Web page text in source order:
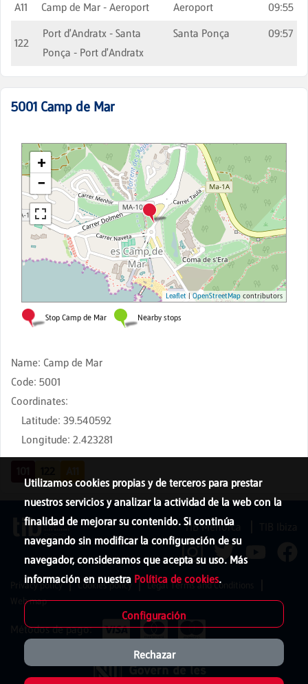
A11 Camp de Mar - Aeroport Aeroport 09:55
122
Port d'Andratx - Santa
Ponça - Port d'Andratx
Santa Ponça 09:57
5001 Camp de Mar
Name: Camp de Mar
Code: 5001
Coordinates:
Latitude: 39.540592
Longitude: 2.423281
Utilizamos cookies propias y de terceros para prestar
nuestros servicios y analizar la actividad de la web con la
finalidad de mejorar su contenido. Si continúa
navegando sin modificar la configuración de su
navegador, consideramos que acepta su uso. Más
información en nuestra Política de cookies.
Configuración
Rechazar
TIB Menorca
Privacy policy Cookies policy
Legal Terms and Conditions
Web map
Métodos de pago: